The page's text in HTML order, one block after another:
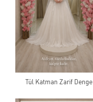
Tül Katman Zarif Denge